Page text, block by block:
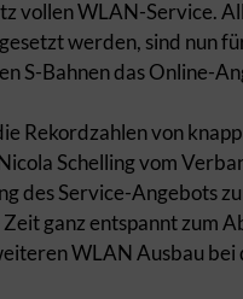
vollen WLAN-Service.
werden, sind nun
S-Bahnen das Online-
Rekordzahlen von
Schelling vom
des Service-Angebots
ganz entspannt zum
WLAN Ausbau bei